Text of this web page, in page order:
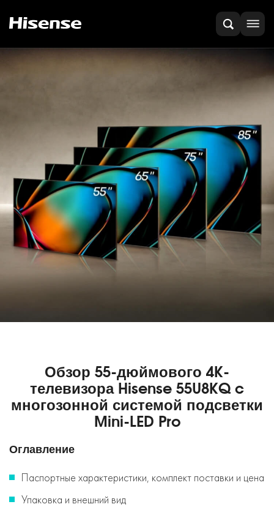
Обзор 55-дюймового 4K-
телевизора Hisense 55U8KQ c
многозонной системой подсветки
Mini-LED Pro
Оглавление
Паспортные характеристики, комплект поставки и цена
Упаковка и внешний вид